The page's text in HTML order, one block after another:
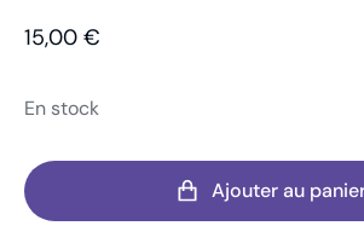
15,00 €
En stock
Ajouter au